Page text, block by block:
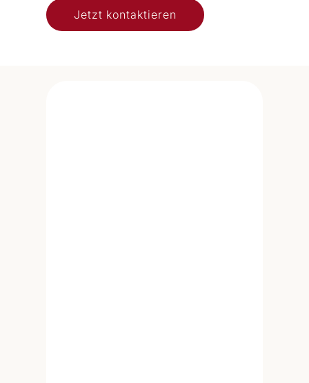
Jetzt kontaktieren